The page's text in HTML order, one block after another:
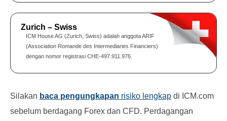
Zurich – Swiss
ICM House AG (Zurich, Swiss) adalah anggota ARIF
(Association Romande des Intermediaries Financiers)
dengan nomor registrasi CHE-497.911.976.
Silakan baca pengungkapan risiko lengkap di ICM.com
sebelum berdagang Forex dan CFD. Perdagangan